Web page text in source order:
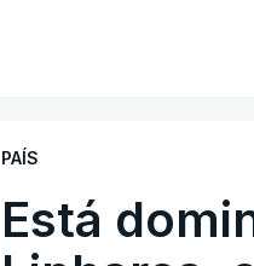
ERRO 100
ERROR ON HTML5
PAÍS
Está